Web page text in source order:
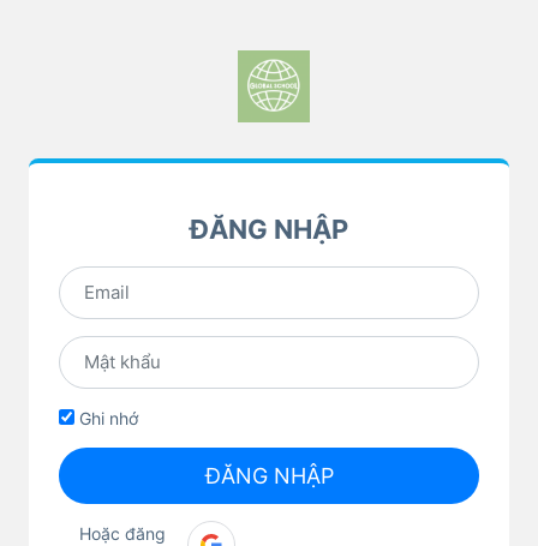
ĐĂNG NHẬP
Ghi nhớ
ĐĂNG NHẬP
Hoặc đăng